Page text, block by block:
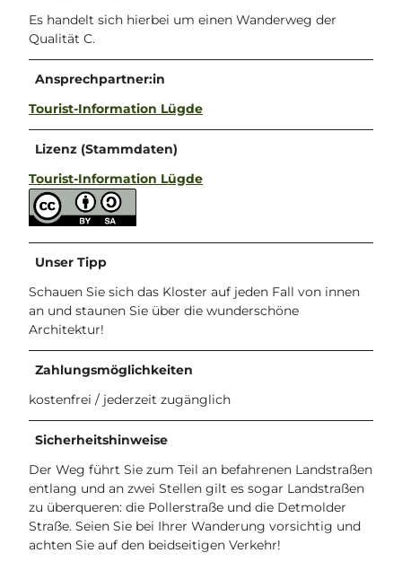
Es handelt sich hierbei um einen Wanderweg der
Qualität C.
Ansprechpartner:in
Tourist-Information Lügde
Lizenz (Stammdaten)
Tourist-Information Lügde
Unser Tipp
Schauen Sie sich das Kloster auf jeden Fall von innen
an und staunen Sie über die wunderschöne
Architektur!
Zahlungsmöglichkeiten
kostenfrei / jederzeit zugänglich
Sicherheitshinweise
Der Weg führt Sie zum Teil an befahrenen Landstraßen
entlang und an zwei Stellen gilt es sogar Landstraßen
zu überqueren: die Pollerstraße und die Detmolder
Straße. Seien Sie bei Ihrer Wanderung vorsichtig und
achten Sie auf den beidseitigen Verkehr!